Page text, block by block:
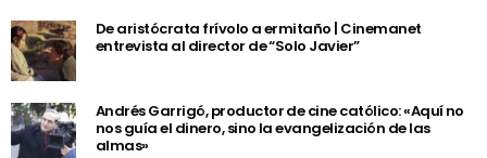
De aristócrata frívolo a ermitaño | Cinemanet
entrevista al director de “Solo Javier”
Andrés Garrigó, productor de cine católico: «Aquí no
nos guía el dinero, sino la evangelización de las
almas»